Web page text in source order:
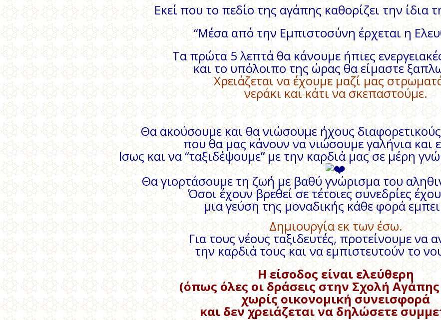
Εκεί που το πεδίο της αγάπης καθορίζει την ίδια
“Μέσα από την Εμπιστοσύνη έρχεται η
Τα πρώτα 5 λεπτά θα κάνουμε ήπιες
και το υπόλοιπο της ώρας θα είμαστε
Χρειάζεται να έχουμε μαζί μας
νεράκι και κάτι να σκεπαστούμε.
Θα ακούσουμε και θα νιώσουμε ήχους
που θα μας κάνουν να νιώσουμε γαλήνια και
Ισως και να “ταξιδέψουμε” με την καρδιά μας σε μέρη
Θα γιορτάσουμε τη ζωή με βαθύ γνώρισμα του
Όσοι έχουν βρεθεί σε τέτοιες συνεδρίες
μια γεύση της μοναδικής κάθε φορά
Δημιουργία εκ των έσω.
Για τους νέους ταξιδευτές, προτείνουμε να
την καρδιά τους και να εμπιστευτούν το
Η είσοδος είναι ελεύθερη
(όπως όλες οι δράσεις στην Σχολή
χωρίς οικονομική συνεισφορά
και δεν χρειάζεται να δηλώσετε